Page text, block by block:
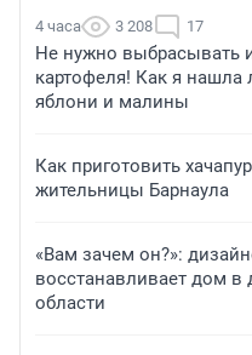
4 часа 3 208 17
Не нужно выбрасывать
картофеля! Как я нашла
яблони и малины
Как приготовить
жительницы Барнаула
«Вам зачем он?»:
восстанавливает дом в
области